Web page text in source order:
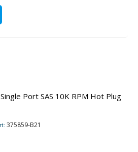
Port SAS 10K RPM Hot Plug
375859-B21